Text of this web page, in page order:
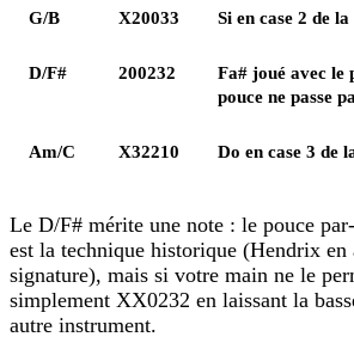
G/B X20033 Si en case 2 de
D/F# 200232
Fa# joué avec le
pouce ne passe
Am/C X32210 Do en case 3 de
Le D/F# mérite une note : le pouce
est la technique historique (Hendrix
signature), mais si votre main ne le
simplement XX0232 en laissant la
autre instrument.